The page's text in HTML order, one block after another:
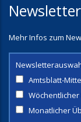
Newsletter
Mehr Infos zum
Amtsblatt-
Monatlicher